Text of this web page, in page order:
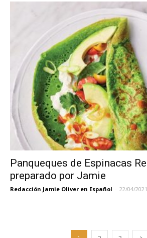
Panqueques de Espinacas
preparado por Jamie
Redacción Jamie Oliver en Español - 22/04/2021